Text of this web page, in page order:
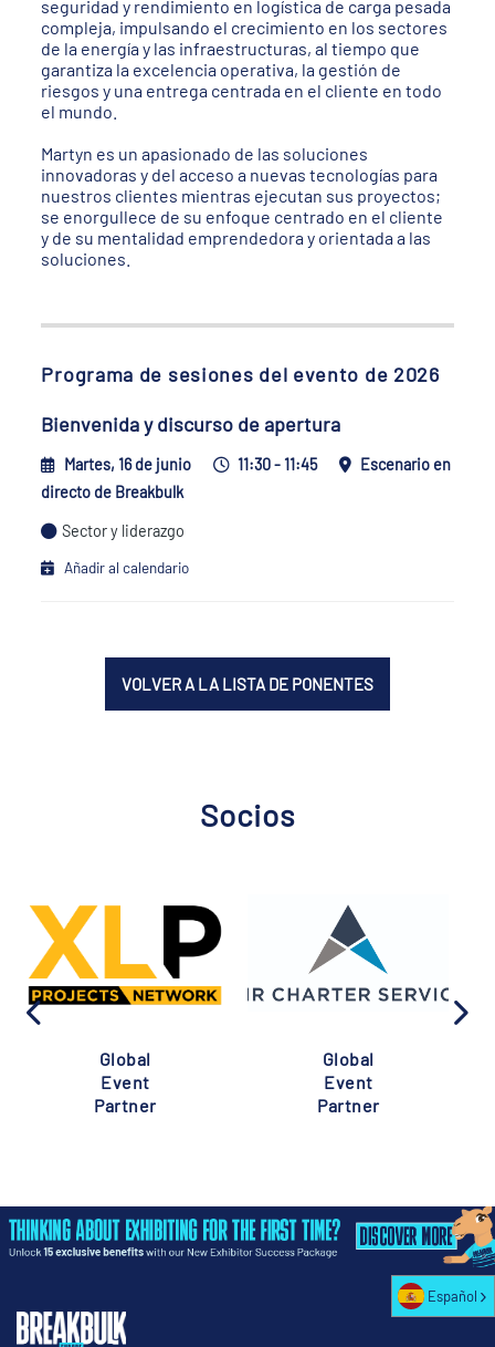
seguridad y rendimiento en logística de carga pesada
compleja, impulsando el crecimiento en los sectores
de la energía y las infraestructuras, al tiempo que
garantiza la excelencia operativa, la gestión de
riesgos y una entrega centrada en el cliente en todo
el mundo.
Martyn es un apasionado de las soluciones
innovadoras y del acceso a nuevas tecnologías para
nuestros clientes mientras ejecutan sus proyectos;
se enorgullece de su enfoque centrado en el cliente
y de su mentalidad emprendedora y orientada a las
soluciones.
Programa de sesiones del evento de 2026
Bienvenida y discurso de apertura
Martes, 16 de junio 11:30 - 11:45
Escenario en
directo de Breakbulk
Sector y liderazgo
Añadir al calendario
VOLVER A LA LISTA DE PONENTES
Socios
Global
Event
Partner
Global
Event
Partner
Español